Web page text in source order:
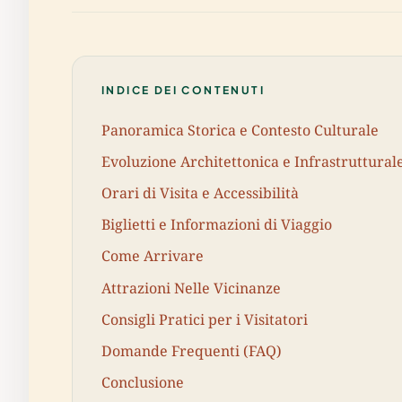
INDICE DEI CONTENUTI
Panoramica Storica e Contesto Culturale
Evoluzione Architettonica e
Orari di Visita e Accessibilità
Biglietti e Informazioni di Viaggio
Come Arrivare
Attrazioni Nelle Vicinanze
Consigli Pratici per i Visitatori
Domande Frequenti (FAQ)
Conclusione